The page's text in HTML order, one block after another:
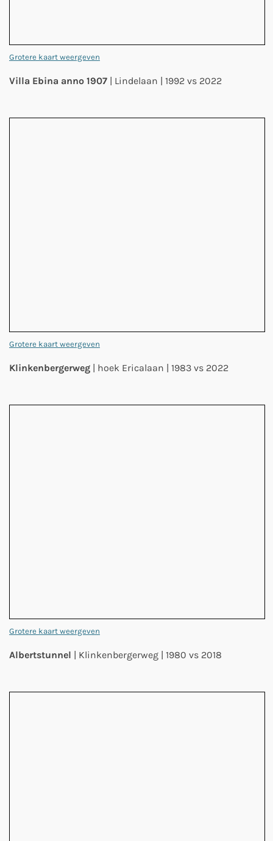
Grotere kaart weergeven
Villa Ebina anno 1907 | Lindelaan | 1992 vs 2022
Grotere kaart weergeven
Klinkenbergerweg | hoek Ericalaan | 1983 vs 2022
Grotere kaart weergeven
Albertstunnel | Klinkenbergerweg | 1980 vs 2018